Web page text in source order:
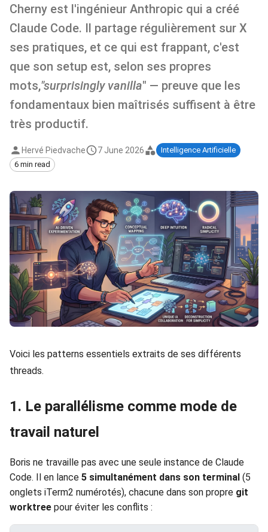
Cherny est l'ingénieur Anthropic qui a créé
Claude Code. Il partage régulièrement sur X
ses pratiques, et ce qui est frappant, c'est
que son setup est, selon ses propres
mots,"surprisingly vanilla" — preuve que les
fondamentaux bien maîtrisés suffisent à être
très productif.
Hervé Piedvache 7 June 2026
Intelligence Artificielle
6 min read
Voici les patterns essentiels extraits de ses différents
threads.
1. Le parallélisme comme mode de
travail naturel
Boris ne travaille pas avec une seule instance de Claude
Code. Il en lance 5 simultanément dans son terminal (5
onglets iTerm2 numérotés), chacune dans son propre git
worktree pour éviter les conflits :